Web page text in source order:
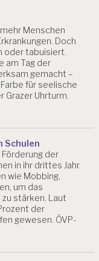
Menschen
Doch
oder tabuisiert.
am Tag der
gemacht –
für seelische
Grazer Uhrturm.
Schulen
Förderung der
in ihr drittes Jahr.
wie Mobbing,
um das
stärken. Laut
der
gewesen. ÖVP-